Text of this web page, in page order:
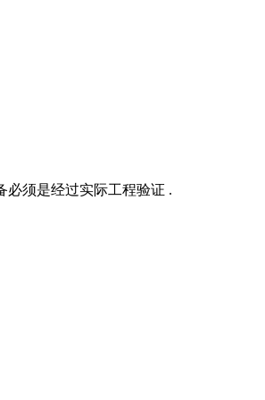
必须是经过实际工程验证 .